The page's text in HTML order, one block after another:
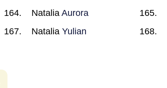
Natalia Aurora
Natalia Yulian